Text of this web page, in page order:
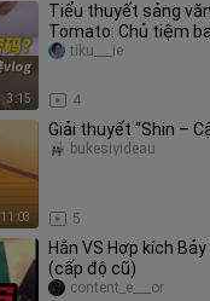
3:15
Tiểu thuyết sảng
Tomato: Chủ tiệm
chiến phú bà
4
tiku___ie
11:03
Giải thuyết “Shin –
5
bukesiyideau
Hắn VS Hợp kích
(cấp độ cũ)
content_e___or